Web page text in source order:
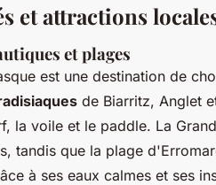
et attractions
et plages
est une destination de
de Biarritz, Anglet
la voile et le paddle. La
tandis que la plage
à ses eaux calmes et ses